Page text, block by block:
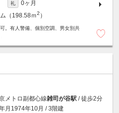
礼
0ヶ月
（198.58ｍ2 ）
。有人警備、個別空調、男女別共
メトロ副都心線雑司が谷駅 / 徒歩2分
月1974年10月 / 3階建